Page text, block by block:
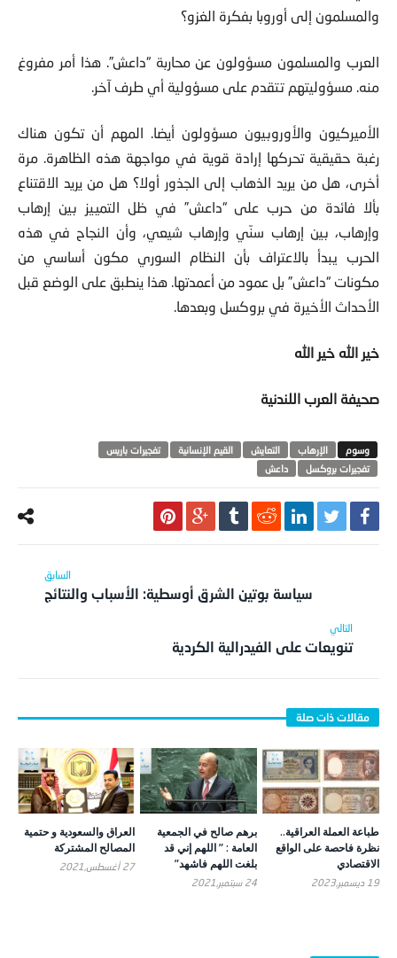
والمسلمون إلى أوروبا بفكرة الغزو؟
العرب والمسلمون مسؤولون عن محاربة “داعش”. هذا أمر مفروغ
منه. مسؤوليتهم تتقدم على مسؤولية أي طرف آخر.
الأميركيون والأوروبيون مسؤولون أيضا. المهم أن تكون هناك
رغبة حقيقية تحركها إرادة قوية في مواجهة هذه الظاهرة. مرة
أخرى، هل من يريد الذهاب إلى الجذور أولا؟ هل من يريد الاقتناع
بألا فائدة من حرب على “داعش” في ظل التمييز بين إرهاب
وإرهاب، بين إرهاب سنّي وإرهاب شيعي، وأن النجاح في هذه
الحرب يبدأ بالاعتراف بأن النظام السوري مكون أساسي من
مكونات “داعش” بل عمود من أعمدتها. هذا ينطبق على الوضع قبل
الأحداث الأخيرة في بروكسل وبعدها.
خير الله خير الله
صحيفة العرب اللندنية
الإرهاب التعايش القيم الإنسانية
تفجيرات باريس
تفجيرات بروكسل
داعش
سياسة بوتين الشرق أوسطية: الأسباب والنتائج
تنويعات على الفيدرالية الكردية
طباعة العملة العراقية..
نظرة فاحصة على الواقع
الاقتصادي
19 ديسمبر,2023
برهم صالح في الجمعية
العامة : ” اللهم إني قد
بلغت اللهم فاشهد”
24 سبتمبر,2021
العراق والسعودية و حتمية
المصالح المشتركة
27 أغسطس,2021